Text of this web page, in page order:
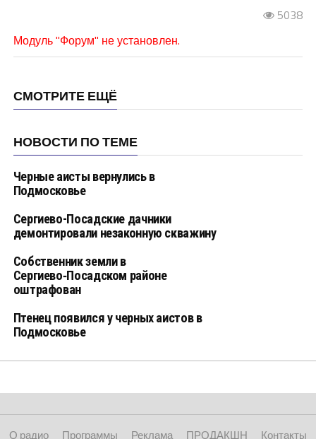
5038
Модуль "Форум" не установлен.
СМОТРИТЕ ЕЩЁ
НОВОСТИ ПО ТЕМЕ
Черные аисты вернулись в
Подмосковье
Сергиево-Посадские дачники
демонтировали незаконную скважину
Собственник земли в
Сергиево‑Посадском районе
оштрафован
Птенец появился у черных аистов в
Подмосковье
О радио Программы Реклама ПРОДАКШН Контакты